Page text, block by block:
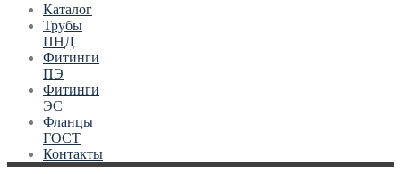
Каталог
Трубы
ПНД
Фитинги
ПЭ
Фитинги
ЭС
Фланцы
ГОСТ
Контакты